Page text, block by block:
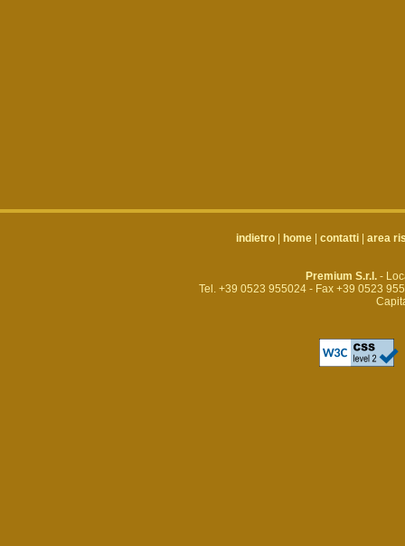
indietro home contatti area
Premium S.r.l. -
Tel. +39 0523 955024 - Fax +39 0523